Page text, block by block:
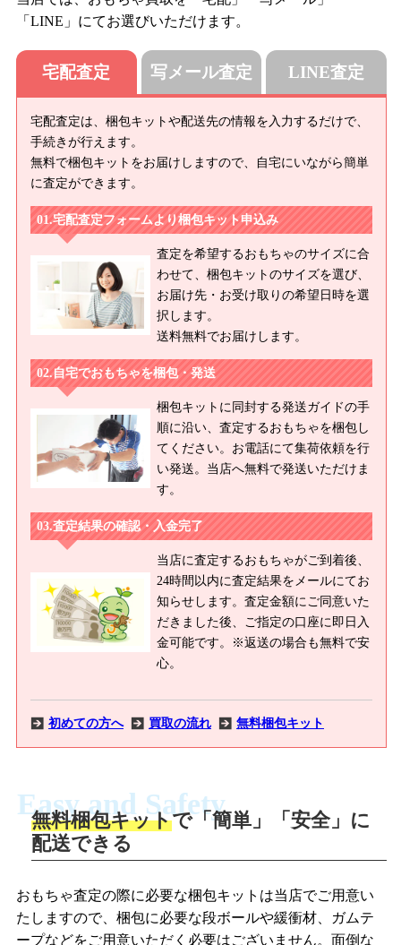
「LINE」にてお選びいただけます。
宅配査定
宅配査定は、梱包キットや配送先の情報を入力するだけで、
手続きが行えます。
無料で梱包キットをお届けしますので、自宅にいながら簡単
に査定ができます。
宅配査定フォームより梱包キット申込み
査定を希望するおもちゃのサイズに合
わせて、梱包キットのサイズを選び、
お届け先・お受け取りの希望日時を選
択します。
送料無料でお届けします。
自宅でおもちゃを梱包・発送
梱包キットに同封する発送ガイドの手
順に沿い、査定するおもちゃを梱包し
てください。お電話にて集荷依頼を行
い発送。当店へ無料で発送いただけま
す。
査定結果の確認・入金完了
当店に査定するおもちゃがご到着後、
24時間以内に査定結果をメールにてお
知らせします。査定金額にご同意いた
だきました後、ご指定の口座に即日入
金可能です。※返送の場合も無料で安
心。
初めての方へ 買取の流れ 無料梱包キット
写メール査定
商品撮影
商品を撮影して、査定フォームから画像
を送信します。
LINE査定
LINEの友だち追加・査定画像を送信
「ジョニージョイLINE査定」を友だちに
追加し、スマートフォンなどのカメラで
撮影したおもちゃの写真をトーク中に送
Easy and Safety
無料梱包キットで「簡単」「安全」に
配送できる
おもちゃ査定の際に必要な梱包キットは当店でご用意い
たしますので、梱包に必要な段ボールや緩衝材、ガムテ
ープなどをご用意いただく必要はございません。面倒な